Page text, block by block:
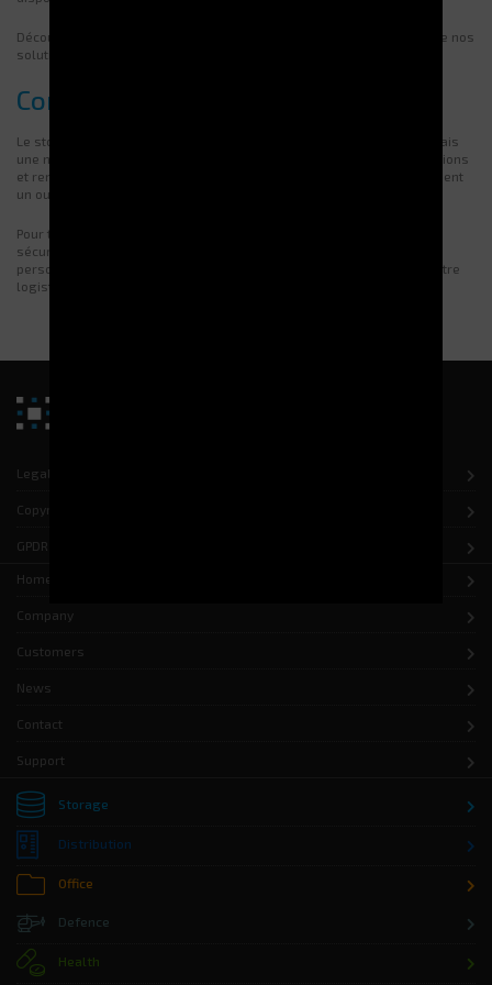
Découvrez nos
et l’efficacité concrète de nos
solutions.
Conclusion
Le stockage automatisé n’est plus un simple choix technologique, mais
une nécessité stratégique. Il optimise l’espace, fiabilise les préparations
et renforce la sécurité. Combiné à un logiciel comme G-STOCK, il devient
un outil puissant pour accroître la performance globale.
Pour transformer votre entrepôt en un espace performant et
sécurisé,
personnalisée et découvrez comment
peut optimiser votre
logistique.
Legal notice
Copyright
GPDR
Home
Company
Customers
News
Contact
Support
Storage
Distribution
Office
Defence
Health